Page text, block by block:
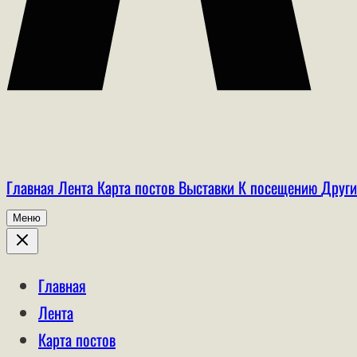
Главная Лента Карта постов Выставки К посещению
Меню
Главная
Лента
Карта постов